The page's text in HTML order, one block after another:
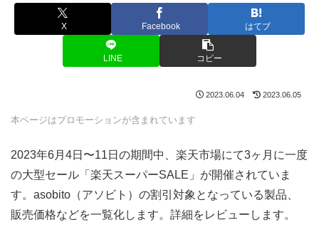
X Facebook はてブ
LINE コピー
2023.06.04 2023.06.05
本ページはプロモーションが含まれています
2023年6月4日〜11日の期間中、楽天市場にて3ヶ月に一度
の大型セール「楽天スーパーSALE」が開催されていま
す。asobito（アソビト）の割引対象となっている製品、
販売価格などを一覧化します。詳細をレビューします。